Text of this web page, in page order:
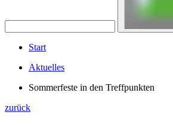
Start
Aktuelles
Sommerfeste in den Treffpunkten
zurück